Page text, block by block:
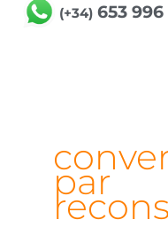
(+34) 653
par